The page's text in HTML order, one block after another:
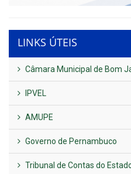
LINKS ÚTEIS
Câmara Municipal de Bom
IPVEL
AMUPE
Governo de Pernambuco
Tribunal de Contas do